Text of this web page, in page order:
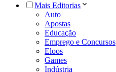
Mais Editorias
Auto
Apostas
Educação
Emprego e Concursos
Eloos
Games
Indústria